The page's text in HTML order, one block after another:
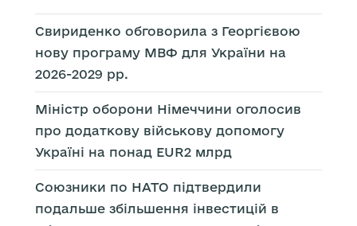
Свириденко обговорила з Георгієвою
нову програму МВФ для України на
2026-2029 рр.
Міністр оборони Німеччини оголосив
про додаткову військову допомогу
Україні на понад EUR2 млрд
Союзники по НАТО підтвердили
подальше збільшення інвестицій в